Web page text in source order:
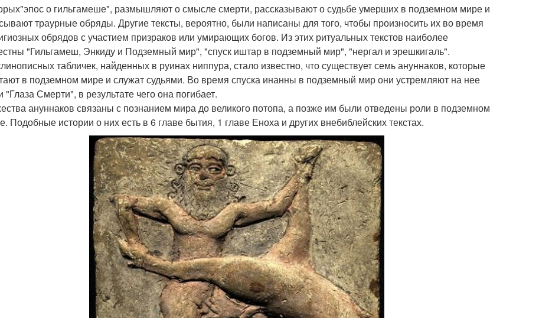
о гильгамеше", размышляют о смысле смерти, рассказывают о судьбе умерших в подземном мире и
траурные обряды. Другие тексты, вероятно, были написаны для того, чтобы произносить их во время
обрядов с участием призраков или умирающих богов. Из этих ритуальных текстов наиболее
"Гильгамеш, Энкиду и Подземный мир", "спуск иштар в подземный мир", "нергал и эрешкигаль".
табличек, найденных в руинах ниппура, стало известно, что существует семь ануннаков, которые
в подземном мире и служат судьями. Во время спуска инанны в подземный мир они устремляют на нее
"Глаза Смерти", в результате чего она погибает.
ануннаков связаны с познанием мира до великого потопа, а позже им были отведены роли в подземном
Подобные истории о них есть в 6 главе бытия, 1 главе Еноха и других внебиблейских текстах.